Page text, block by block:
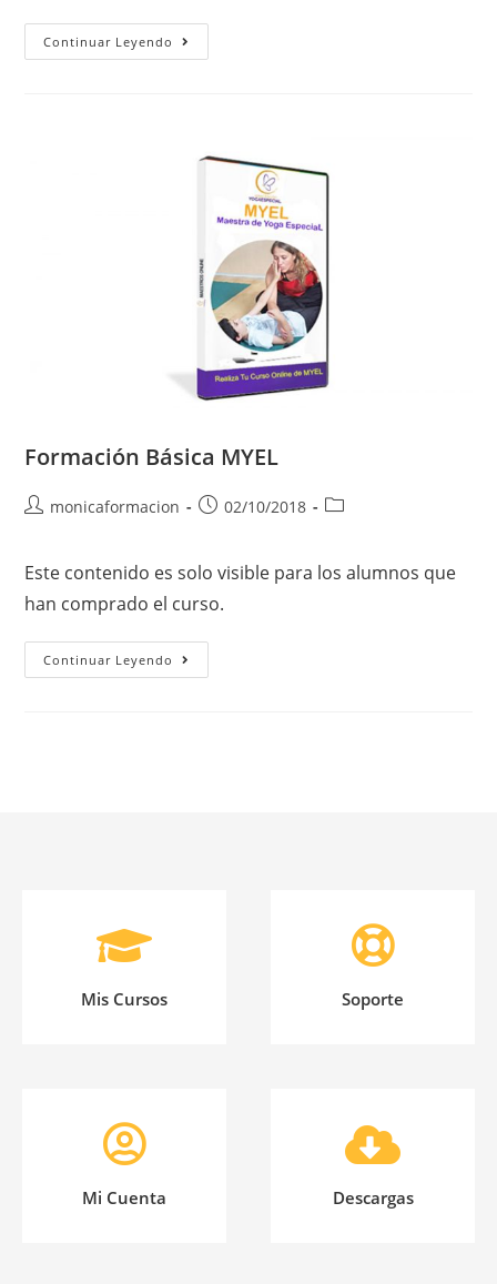
Continuar Leyendo
Formación Básica MYEL
monicaformacion 02/10/2018
Este contenido es solo visible para los alumnos que
han comprado el curso.
Continuar Leyendo
Mis Cursos Soporte
Mi Cuenta Descargas